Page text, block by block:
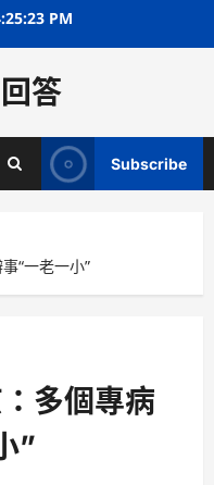
PM
答
Subscribe
“一老一小”
多個專病
”